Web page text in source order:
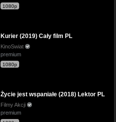
1080p
Kurier (2019) Cały film PL
KinoSwiat
premium
1080p
Życie jest wspaniałe (2018) Lektor PL
Filmy Akcji
premium